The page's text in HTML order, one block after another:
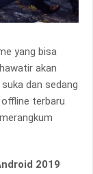
yang bisa
akan
dan sedang
terbaru
2019